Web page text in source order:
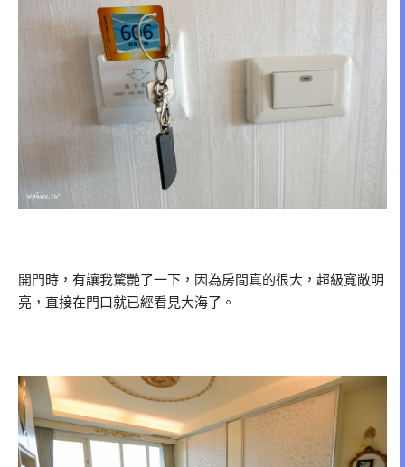
開門時，有讓我驚艷了一下，因為房間真的很大，超級寬敞明
亮，直接在門口就已經看見大海了。